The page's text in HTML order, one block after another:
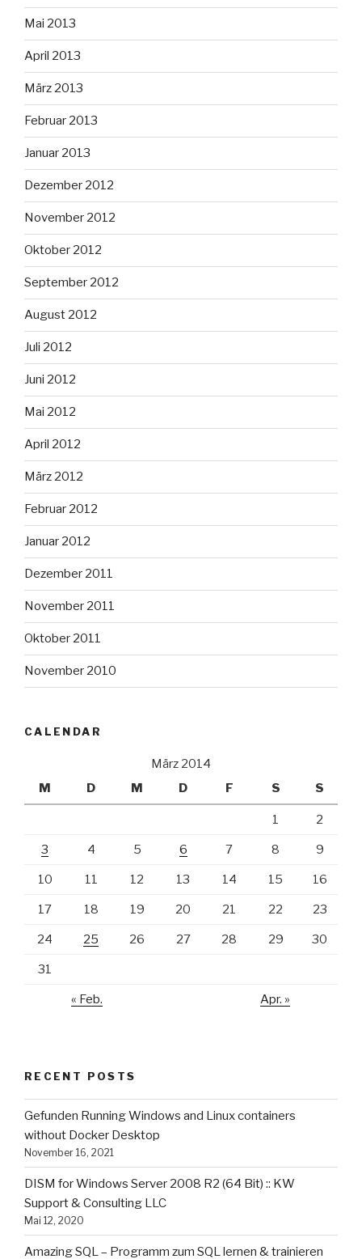
Mai 2013
April 2013
März 2013
Februar 2013
Januar 2013
Dezember 2012
November 2012
Oktober 2012
September 2012
August 2012
Juli 2012
Juni 2012
Mai 2012
April 2012
März 2012
Februar 2012
Januar 2012
Dezember 2011
November 2011
Oktober 2011
November 2010
CALENDAR
März 2014
M
D M D F S S
1 2
3 4 5 6 7 8 9
10 11 12 13 14 15 16
17 18 19 20 21 22 23
24 25 26 27 28 29 30
31
« Feb. Apr. »
RECENT POSTS
Gefunden Running Windows and Linux containers
without Docker Desktop
November 16, 2021
DISM for Windows Server 2008 R2 (64 Bit) :: KW
Support & Consulting LLC
Mai 12, 2020
Amazing SQL – Programm zum SQL lernen & trainieren